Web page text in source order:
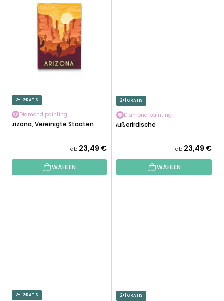
2+1 GRATIS
Diamond painting
Arizona, Vereinigte Staaten
ab 23,49 €
WÄHLEN
2+1 GRATIS
Diamond painting
Außerirdische
ab 23,49 €
WÄHLEN
2+1 GRATIS 2+1 GRATIS